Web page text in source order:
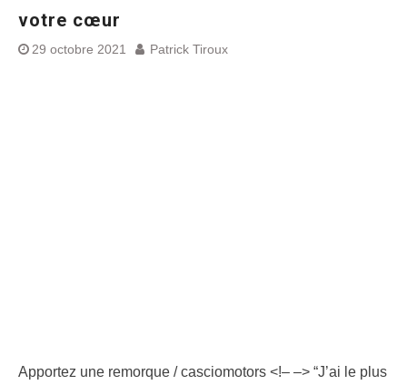
votre cœur
29 octobre 2021 Patrick Tiroux
Apportez une remorque / casciomotors <!– –> “J’ai le plus